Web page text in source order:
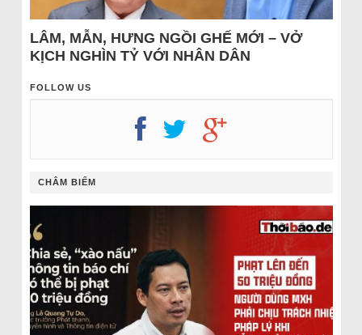
LÂM, MẪN, HƯNG NGỒI GHẾ MỚI – VỞ
KỊCH NGHÌN TỶ VỚI NHÂN DÂN
FOLLOW US
CHÂM BIẾM